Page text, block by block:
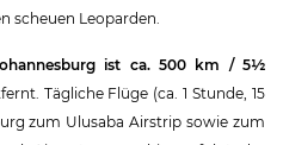
scheuen Leoparden.
ist ca. 500 km / 5½
Tägliche Flüge (ca. 1 Stunde, 15
zum Ulusaba Airstrip sowie zum